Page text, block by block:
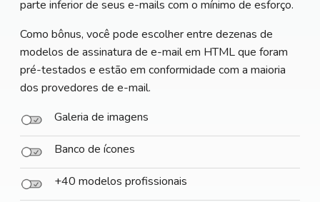
parte inferior de seus e-mails com o mínimo de esforço.
Como bônus, você pode escolher entre dezenas de
modelos de assinatura de e-mail em HTML que foram
pré-testados e estão em conformidade com a maioria
dos provedores de e-mail.
Galeria de imagens
Banco de ícones
+40 modelos profissionais